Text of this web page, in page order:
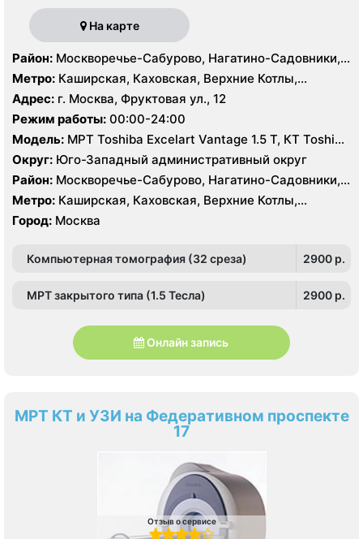
На карте
Район: Москворечье-Сабурово, Нагатино-Садовники,
Нагатинский Затон, Нагорный , Царицыно, Северное
Чертаново, Центральное Чертаново, Южное Чертаново
, Зюзино, Черёмушки
Метро: Каширская, Каховская, Верхние Котлы,
Варшавская, Академическая, Крымская, Нагатинская,
Нагорная, Нахимовский проспект, Профсоюзная,
Севастопольская, Чертановская
Адрес: г. Москва, Фруктовая ул., 12
Режим работы: 00:00-24:00
Модель: МРТ Toshiba Excelart Vantage 1.5 Т, КТ Toshiba
Aquilion 32 среза, УЗИ Toshiba Aplio 500, Medison
Sonoace X8
Округ: Юго-Западный административный округ
Район: Москворечье-Сабурово, Нагатино-Садовники,
Нагатинский Затон, Нагорный , Царицыно, Северное
Чертаново, Центральное Чертаново, Южное Чертаново
, Зюзино, Черёмушки
Метро: Каширская, Каховская, Верхние Котлы,
Варшавская, Академическая, Крымская, Нагатинская,
Нагорная, Нахимовский проспект, Профсоюзная,
Город: Москва
Компьютерная томография (32 среза) 2900 p.
МРТ закрытого типа (1.5 Тесла) 2900 p.
Онлайн запись
МРТ КТ и УЗИ на Федеративном проспекте
17
Отзыв о сервисе